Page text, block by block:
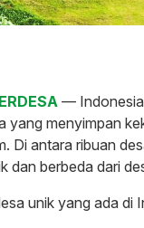
— Indonesia
yang menyimpan
Di antara ribuan
dan berbeda dari
unik yang ada di